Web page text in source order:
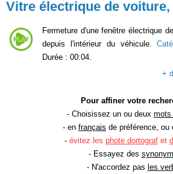
Vitre électrique de
Fermeture d'une fenêtre électrique
depuis l'intérieur du véhicule.
Durée : 00:04.
+
Pour affiner votre
- Choisissez un ou deux mots
- en français de préférence, ou
- évitez les phote dortografet
- Essayez des
- N'accordez pas les